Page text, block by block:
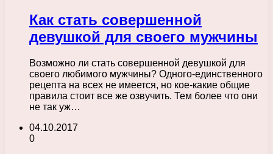
Как стать совершенной
девушкой для своего мужчины
Возможно ли стать совершенной девушкой для
своего любимого мужчины? Одного-единственного
рецепта на всех не имеется, но кое-какие общие
правила стоит все же озвучить. Тем более что они
не так уж…
04.10.2017
0